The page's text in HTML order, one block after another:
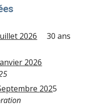
2026
30 ans
2026
2025